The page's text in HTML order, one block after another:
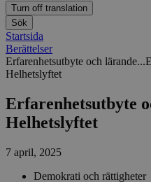
Turn off translation
Sök
Startsida
Berättelser
Erfarenhetsutbyte och lärande...
Helhetslyftet
Erfarenhetsutbyte
Helhetslyftet
7 april, 2025
Demokrati och rättigheter